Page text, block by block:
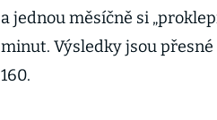
a jednou měsíčně si
minut. Výsledky jsou přesné
160.